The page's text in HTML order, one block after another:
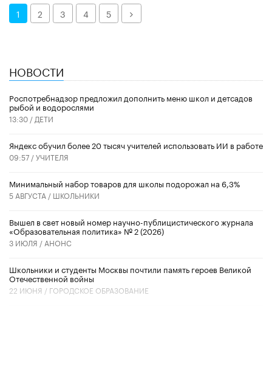
1 2 3 4 5 Далее
НОВОСТИ
Роспотребнадзор предложил дополнить меню школ и детсадов
рыбой и водорослями
13:30 / ДЕТИ
​Яндекс обучил более 20 тысяч учителей использовать ИИ в работе
09:57 /УЧИТЕЛЯ
Минимальный набор товаров для школы подорожал на 6,3%
5 АВГУСТА / ШКОЛЬНИКИ
Вышел в свет новый номер научно-публицистического журнала
«Образовательная политика» № 2 (2026)
3 ИЮЛЯ / АНОНС
Школьники и студенты Москвы почтили память героев Великой
Отечественной войны
22 ИЮНЯ / ГОРОДСКОЕ ОБРАЗОВАНИЕ